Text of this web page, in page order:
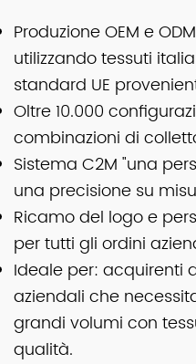
Produzione OEM e
utilizzando tessuti
standard UE
Oltre 10.000
combinazioni di
Sistema C2M "una
una precisione su
Ricamo del logo e
per tutti gli ordini
Ideale per: acquirenti
aziendali che
grandi volumi con
qualità.